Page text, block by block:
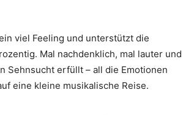
viel Feeling und unterstützt die
Mal nachdenklich, mal lauter und
Sehnsucht erfüllt – all die Emotionen
eine kleine musikalische Reise.